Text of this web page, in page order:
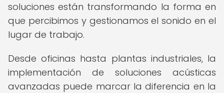
soluciones están transformando la forma en
que percibimos y gestionamos el sonido en el
lugar de trabajo.
Desde oficinas hasta plantas industriales, la
implementación de soluciones acústicas
avanzadas puede marcar la diferencia en la